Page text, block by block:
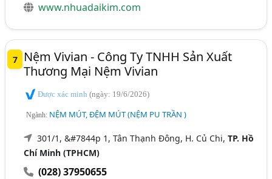
www.nhuadaikim.com
7
Nệm Vivian - Công Ty TNHH Sản Xuất
Thương Mại Nệm Vivian
Được xác minh(ngày: 19/6/2026)
Ngành: NỆM MÚT, ĐỆM MÚT (NỆM PU TRẦN )
301/1, &#7844p 1, Tân Thạnh Đông, H. Củ Chi,TP. Hồ
Chí Minh (TPHCM)
(028) 37950655